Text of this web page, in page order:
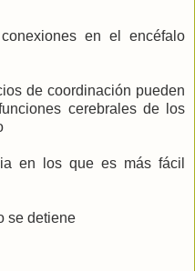
en el encéfalo
de coordinación pueden
cerebrales de los
en los que es más fácil
se detiene